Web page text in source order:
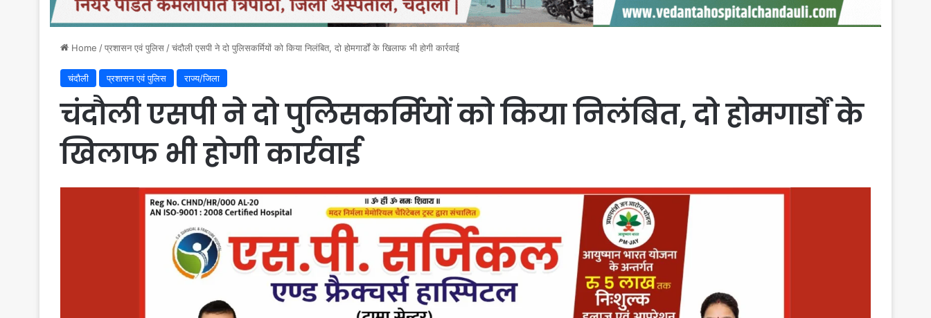
Home /प्रशासन एवं पुलिस /चंदौली एसपी ने दो पुलिसकर्मियों को किया निलंबित, दो होमगार्डों के खिलाफ भी होगी कार्रवाई
चंदौली प्रशासन एवं पुलिस राज्य/जिला
चंदौली एसपी ने दो पुलिसकर्मियों को किया निलंबित, दो होमगार्डों के
खिलाफ भी होगी कार्रवाई